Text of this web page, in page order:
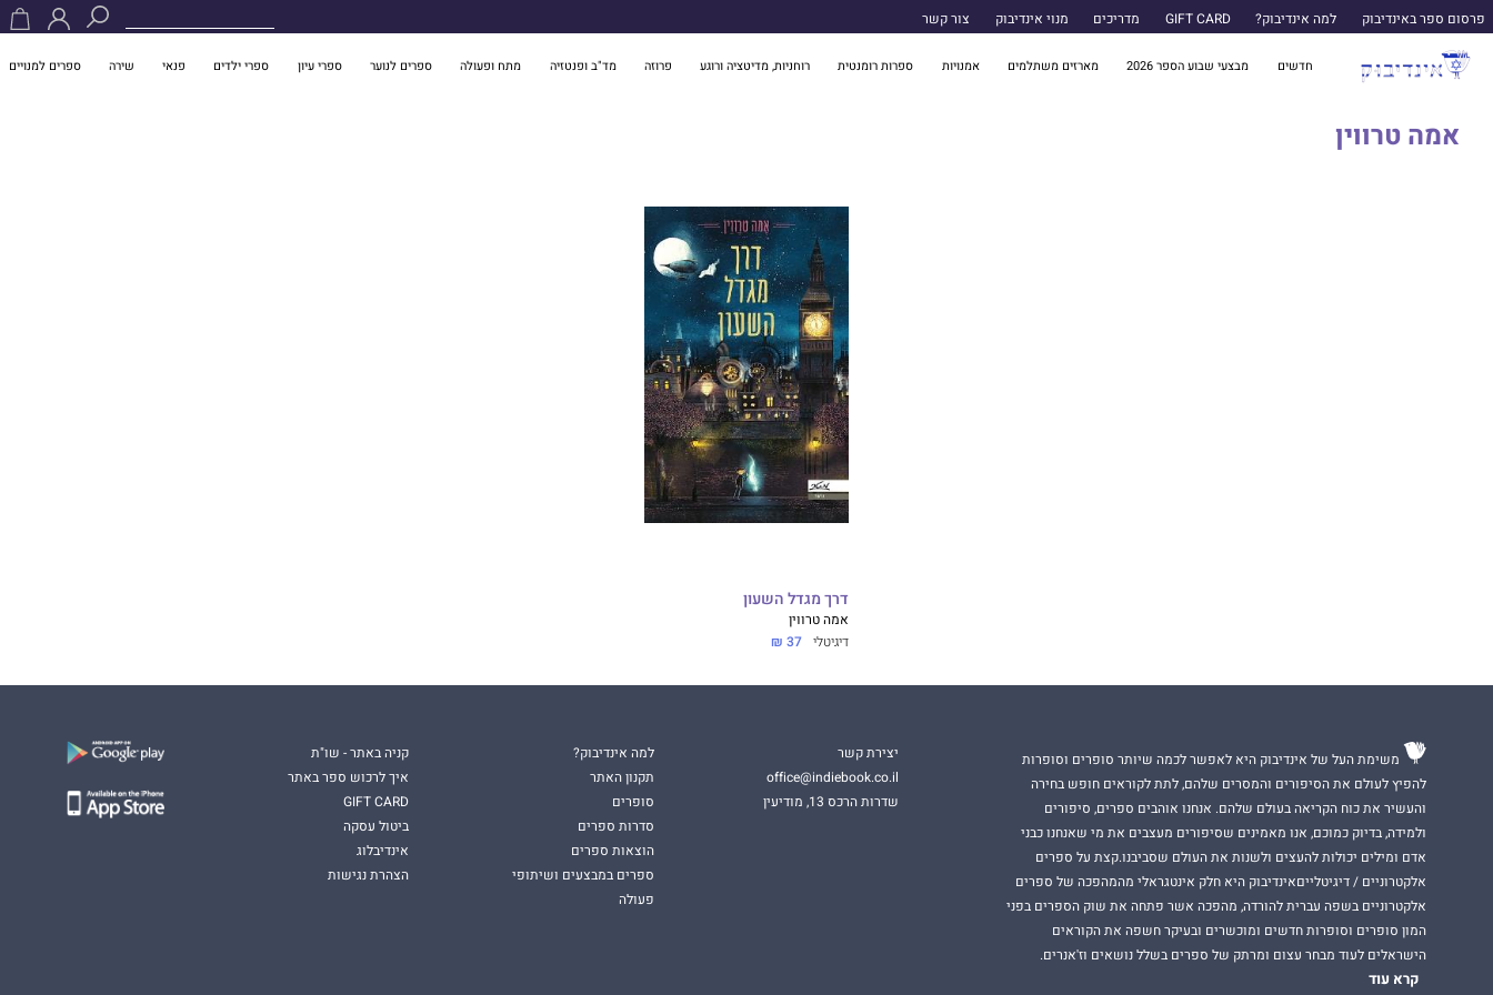
פרסום ספר באינדיבוק למה אינדיבוק? GIFT CARD מדריכים מנוי אינדיבוק צור קשר
חדשים מבצעי שבוע הספר 2026 מארזים משתלמים אמנויות ספרות רומנטית רוחניות, מדיטציה ורוגע פרוזה מד"ב ופנטזיה מתח ופעולה ספרים לנוער ספרי עיון ספרי ילדים פנאי שירה ספרים למנויים
אמה טרווין
דרך מגדל השעון
אמה טרווין
דיגיטלי 37 ₪
משימת העל של אינדיבוק היא לאפשר לכמה שיותר סופרים וסופרות
להפיץ לעולם את הסיפורים והמסרים שלהם, לתת לקוראים חופש בחירה
והעשיר את כוח הקריאה בעולם שלהם. אנחנו אוהבים ספרים, סיפורים
ולמידה, בדיוק כמוכם, אנו מאמינים שסיפורים מעצבים את מי שאנחנו כבני
אדם ומילים יכולות להעצים ולשנות את העולם שסביבנו.קצת על ספרים
אלקטרוניים / דיגיטלייםאינדיבוק היא חלק אינטגראלי מהמהפכה של ספרים
אלקטרוניים בשפה עברית להורדה, מהפכה אשר פתחה את שוק הספרים בפני
המון סופרים וסופרות חדשים ומוכשרים ובעיקר חשפה את הקוראים
הישראלים לעוד מבחר עצום ומרתק של ספרים בשלל נושאים וז'אנרים.
קרא עוד
יצירת קשר
office@indiebook.co.il
שדרות הרכס 13, מודיעין
למה אינדיבוק?
תקנון האתר
סופרים
סדרות ספרים
הוצאות ספרים
ספרים במבצעים ושיתופי
פעולה
קניה באתר - שו"ת
איך לרכוש ספר באתר
GIFT CARD
ביטול עסקה
אינדיבלוג
הצהרת נגישות